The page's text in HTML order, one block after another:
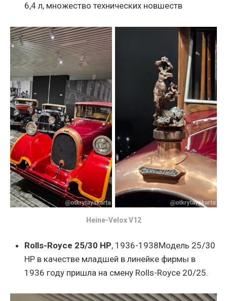
6,4 л, множество технических новшеств
Heine-Velox V12
Rolls-Royce 25/30 HP, 1936-1938Модель 25/30
HP в качестве младшей в линейке фирмы в
1936 году пришла на смену Rolls-Royce 20/25.